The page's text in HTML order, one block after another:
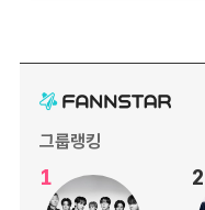
그룹랭킹
1 2